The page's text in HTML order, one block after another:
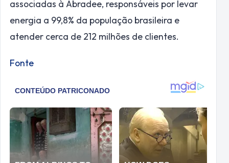
associadas à Abradee, responsáveis por levar
energia a 99,8% da população brasileira e
atender cerca de 212 milhões de clientes.
Fonte